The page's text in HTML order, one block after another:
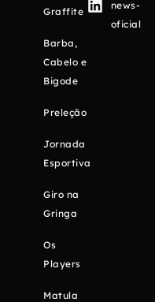
Graffite
Barba,
Cabelo e
Bigode
Preleção
Jornada
Esportiva
Giro na
Gringa
Os
Players
Matula
news-
oficial